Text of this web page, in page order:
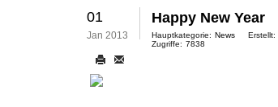
01
Jan 2013
Happy New Year
Hauptkategorie: News Erstellt:
Zugriffe: 7838